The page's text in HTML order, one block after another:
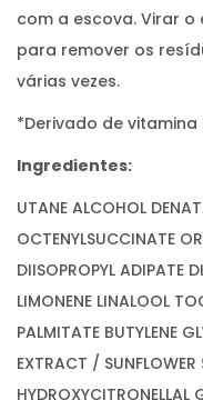
com a escova. Virar
para remover os
várias vezes.
*Derivado de vitamina
Ingredientes:
UTANE ALCOHOL
OCTENYLSUCCINATE
DIISOPROPYL ADIPATE
LIMONENE LINALOOL
PALMITATE BUTYLENE
EXTRACT / SUNFLOWER
HYDROXYCITRONELLAL